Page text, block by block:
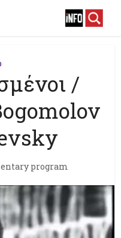
/
program